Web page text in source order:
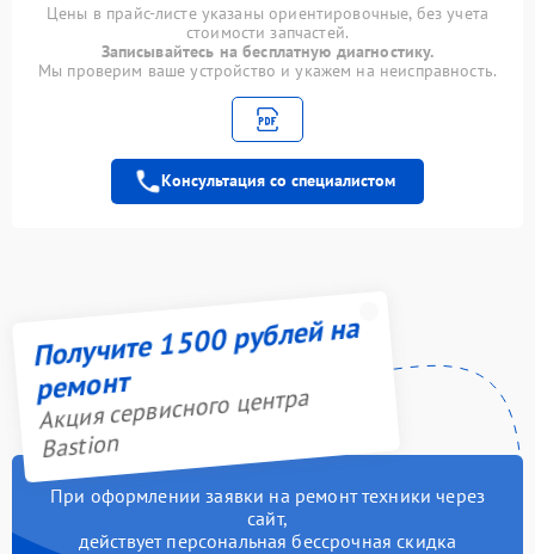
Цены в прайс-листе указаны ориентировочные, без учета
стоимости запчастей.
Записывайтесь на бесплатную диагностику.
Мы проверим ваше устройство и укажем на неисправность.
Консультация со специалистом
Получите 1500 рублей на
ремонт
Акция сервисного центра
Bastion
При оформлении заявки на ремонт техники через
сайт,
действует персональная бессрочная скидка